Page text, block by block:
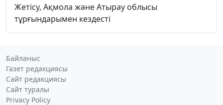
Жетісу, Ақмола және Атырау облысы
тұрғындарымен кездесті
Байланыс
Газет редакциясы
Сайт редакциясы
Сайт туралы
Privacy Policy